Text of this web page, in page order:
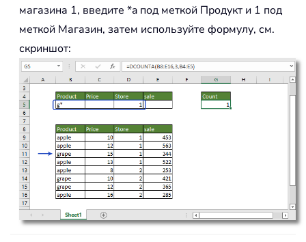
магазина 1, введите *a под меткой Продукт и 1 под
меткой Магазин, затем используйте формулу, см.
скриншот: